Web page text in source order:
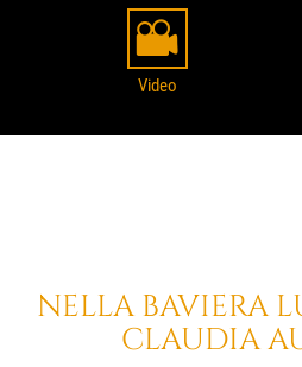
Video
NELLA BAVIERA
CLAUDIA